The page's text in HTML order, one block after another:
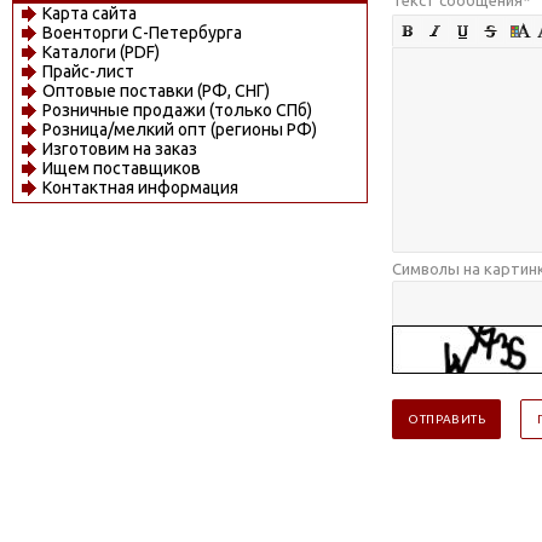
Карта сайта
Военторги С-Петербурга
Каталоги (PDF)
Прайс-лист
Оптовые поставки (РФ, СНГ)
Розничные продажи (только СПб)
Розница/мелкий опт (регионы РФ)
Изготовим на заказ
Ищем поставщиков
Контактная информация
Символы на